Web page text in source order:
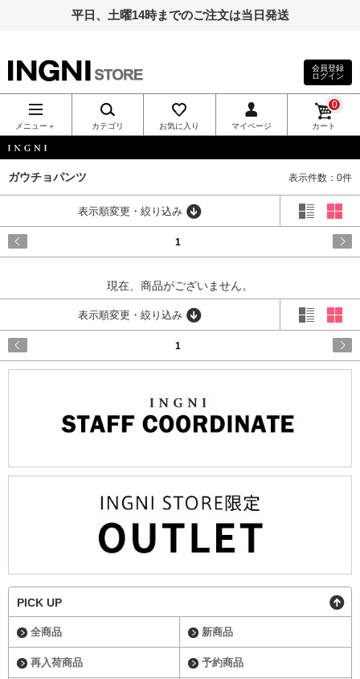
平日、土曜14時までのご注文は当日発送
INGNI（イン
グ）公式通
販｜INGNI
STORE
会員登録
ログイン
メニュー＋ カテゴリ お気に入り マイページ カート
0
ガウチョパンツ 表示件数：0件
表示順変更・絞り込み
1
現在、商品がございません。
表示順変更・絞り込み
1
PICK UP
全商品 新商品
再入荷商品 予約商品